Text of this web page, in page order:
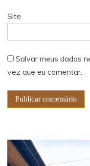
Site
Salvar meus dados
vez que eu comentar.